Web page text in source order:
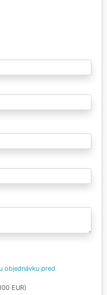
objednávku pred
EUR)